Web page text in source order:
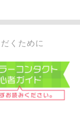
くために